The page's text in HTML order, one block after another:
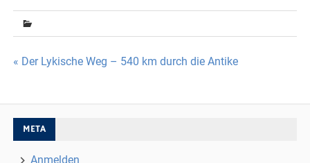
Beitragsnavigation
« Der Lykische Weg – 540 km durch die Antike
META
Anmelden